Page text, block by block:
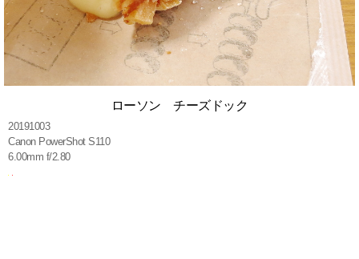
ローソン チーズドック
20191003
Canon PowerShot S110
6.00mm f/2.80